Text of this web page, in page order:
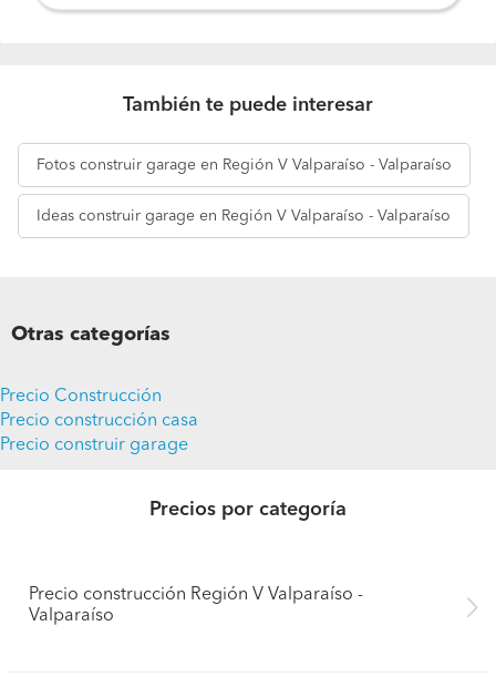
También te puede interesar
Fotos construir garage en Región V Valparaíso - Valparaíso
Ideas construir garage en Región V Valparaíso - Valparaíso
Otras categorías
Precio Construcción
Precio construcción casa
Precio construir garage
Precios por categoría
Precio construcción Región V Valparaíso -
Valparaíso